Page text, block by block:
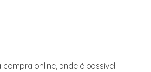
online, onde é possível